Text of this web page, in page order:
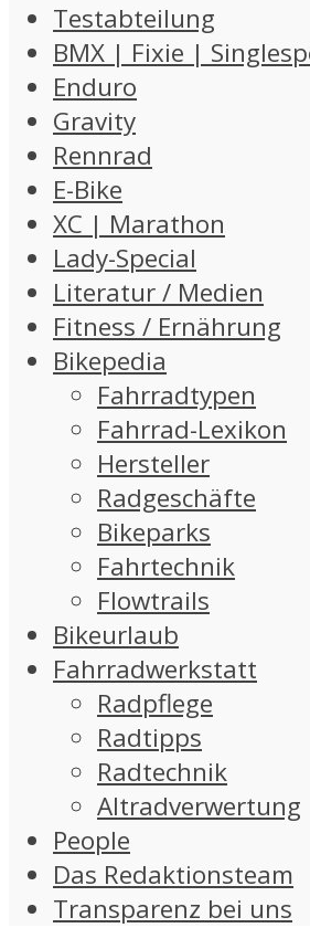
Testabteilung
BMX | Fixie |
Enduro
Gravity
Rennrad
E-Bike
XC | Marathon
Lady-Special
Literatur / Medien
Fitness / Ernährung
Bikepedia
Fahrradtypen
Fahrrad-Lexikon
Hersteller
Radgeschäfte
Bikeparks
Fahrtechnik
Flowtrails
Bikeurlaub
Fahrradwerkstatt
Radpflege
Radtipps
Radtechnik
Altradverwertung
People
Das Redaktionsteam
Transparenz bei uns